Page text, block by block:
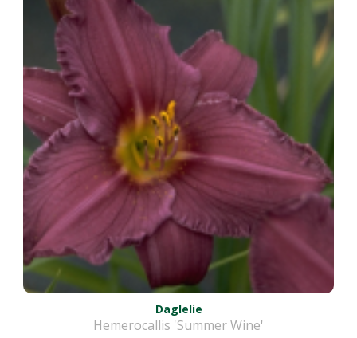
Daglelie
Hemerocallis 'Summer Wine'